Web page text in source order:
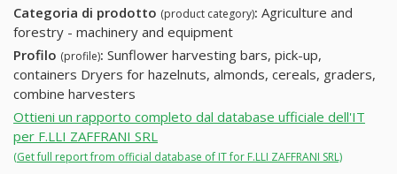
Categoria di prodotto (product category): Agriculture and
forestry - machinery and equipment
Profilo (profile): Sunflower harvesting bars, pick-up,
containers Dryers for hazelnuts, almonds, cereals, graders,
combine harvesters
Ottieni un rapporto completo dal database ufficiale dell'IT
per F.LLI ZAFFRANI SRL
(Get full report from official database of IT for F.LLI ZAFFRANI SRL)